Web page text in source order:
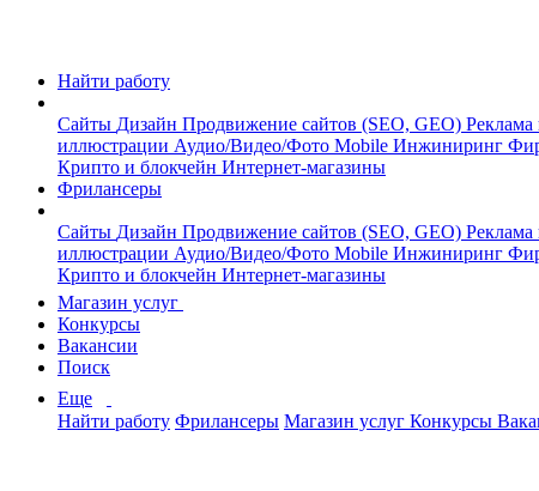
Найти работу
Сайты Дизайн Продвижение сайтов (SEO, GEO)
иллюстрации Аудио/Видео/Фото Mobile Инжиниринг
Крипто и блокчейн Интернет-магазины
Фрилансеры
Сайты Дизайн Продвижение сайтов (SEO, GEO)
иллюстрации Аудио/Видео/Фото Mobile Инжиниринг
Крипто и блокчейн Интернет-магазины
Магазин услуг
Конкурсы
Вакансии
Поиск
Еще
Найти работу Фрилансеры Магазин услуг Конкурсы